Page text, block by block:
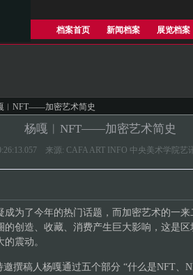
档案首页 新闻档案 展览档案
︱NFT——加密艺术简史
杨嘎︱NFT——加密艺术简史
来源: CAFA ART INFO 中央美术学院艺
成为了今年的热门话题，而加密艺术的一
的创造、收藏、消费产生巨大影响，这是
震动。
邀撰稿人杨嘎通过五个部分 “什么是NFT、